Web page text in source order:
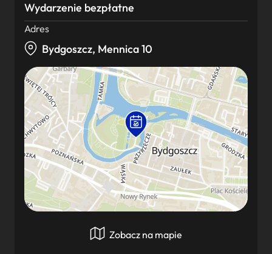
Wydarzenie bezpłatne
Adres
Bydgoszcz, Mennica 10
Zobacz na mapie